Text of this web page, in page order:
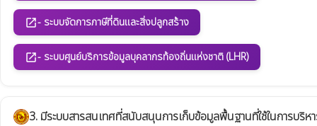
open_in_new- ระบบจัดการภาษีที่ดินและสิ่งปลูกสร้าง
open_in_new- ระบบศูนย์บริการข้อมูลบุคลากรท้องถิ่นแห่งชาติ (LHR)
3. มีระบบสารสนเทศที่สนับสนุนการเก็บข้อมูลพื้นฐานที่ใช้ในการบริห